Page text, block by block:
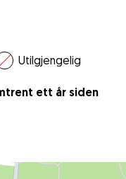
Utilgjengelig
ett år siden